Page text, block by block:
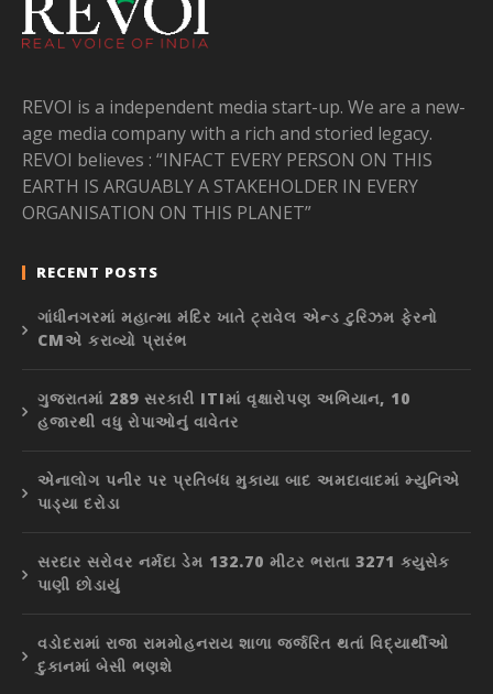
REVOI is a independent media start-up. We are a new-
age media company with a rich and storied legacy.
REVOI believes : “INFACT EVERY PERSON ON THIS
EARTH IS ARGUABLY A STAKEHOLDER IN EVERY
ORGANISATION ON THIS PLANET”
RECENT POSTS
ગાંધીનગરમાં મહાત્મા મંદિર ખાતે ટ્રાવેલ એન્ડ ટુરિઝમ ફેરનો
CMએ કરાવ્યો પ્રારંભ
ગુજરાતમાં 289 સરકારી ITIમાં વૃક્ષારોપણ અભિયાન, 10
હજારથી વધુ રોપાઓનું વાવેતર
એનાલોગ પનીર પર પ્રતિબંધ મુકાયા બાદ અમદાવાદમાં મ્યુનિએ
પાડ્યા દરોડા
સરદાર સરોવર નર્મદા ડેમ 132.70 મીટર ભરાતા 3271 ક્યુસેક
પાણી છોડાયું
વડોદરામાં રાજા રામમોહનરાય શાળા જર્જરિત થતાં વિદ્યાર્થીઓ
દુકાનમાં બેસી ભણશે